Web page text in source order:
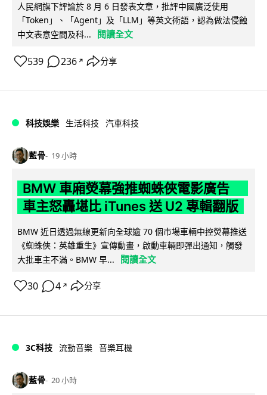
人民網旗下評論於 8 月 6 日發表文章，批評中國廣泛使用
「Token」、「Agent」及「LLM」等英文術語，認為做法侵蝕
中文表意空間及科...
閱讀全文
539 236 ↗ 分享
科技娛樂 生活科技 汽車科技
藍骨 19 小時
BMW 車廂熒幕強推蜘蛛俠電影廣告
車主怒轟堪比 iTunes 送 U2 專輯翻版
BMW 近日透過無線更新向全球逾 70 個市場車輛中控熒幕推送
《蜘蛛俠：英雄重生》宣傳動畫，啟動車輛即彈出通知，觸發
大批車主不滿。BMW 早...
閱讀全文
30 4 ↗ 分享
3C科技 流動音樂 音樂耳機
藍骨 20 小時